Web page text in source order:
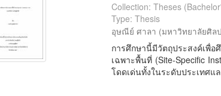
Collection: Theses
Type: Thesis
อุษณีย์ ศาลา (มหาวิทยาลัยศิล
การศึกษานี้มีวัตถุประสงค์เพื่
เฉพาะพื้นที่ (Site-Speciﬁc
โดดเด่นทั้งในระดับประเทศแ